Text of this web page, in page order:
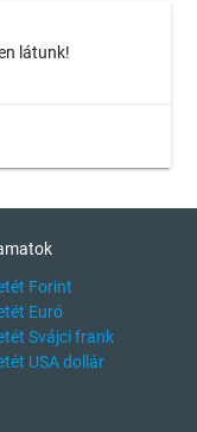
látunk!
Forint
Euró
Svájci frank
USA dollár